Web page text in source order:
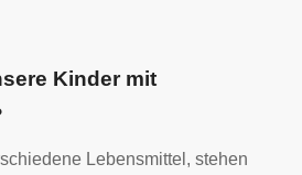
Kinder mit
Lebensmittel, stehen